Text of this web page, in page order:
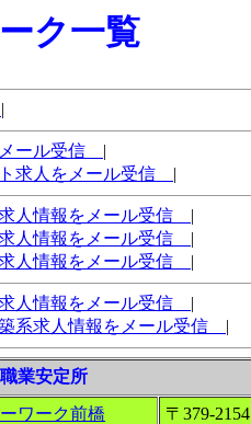
ク一覧
|
ール受信 |
求人をメール受信 |
人情報をメール受信 |
人情報をメール受信 |
人情報をメール受信 |
人情報をメール受信 |
系求人情報をメール受信 |
業安定所
ワーク前橋
〒379‐2154